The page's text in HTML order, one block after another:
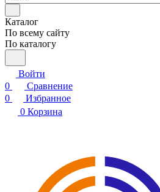
Каталог
По всему сайту
По каталогу
Войти
0
Сравнение
0
Избранное
0 Корзина